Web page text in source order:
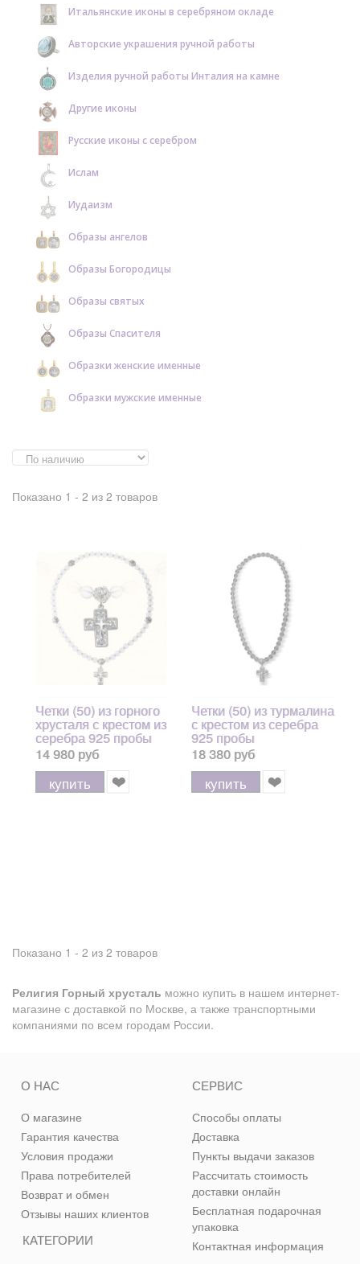
Итальянские иконы в серебряном окладе
Авторские украшения ручной работы
Изделия ручной работы Инталия на камне
Другие иконы
Русские иконы с серебром
Ислам
Иудаизм
Образы ангелов
Образы Богородицы
Образы святых
Образы Спасителя
Образки женские именные
Образки мужские именные
Показано 1 - 2 из 2 товаров
Четки (50) из горного
хрусталя с крестом из
серебра 925 пробы
14 980 руб
купить
Четки (50) из турмалина
с крестом из серебра
925 пробы
18 380 руб
купить
Показано 1 - 2 из 2 товаров
Религия Горный хрусталь можно купить в нашем интернет-
магазине с доставкой по Москве, а также транспортными
компаниями по всем городам России.
КАТЕГОРИИ
О НАС
О магазине
Гарантия качества
Условия продажи
Права потребителей
Возврат и обмен
Отзывы наших клиентов
СЕРВИС
Способы оплаты
Доставка
Пункты выдачи заказов
Рассчитать стоимость
доставки онлайн
Бесплатная подарочная
упаковка
Контактная информация